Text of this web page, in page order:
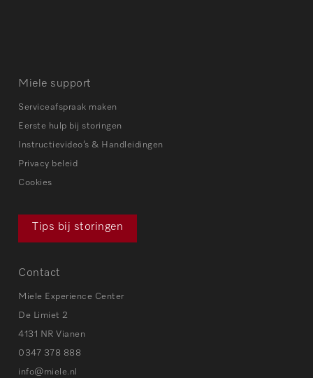
Miele support
Serviceafspraak maken
Eerste hulp bij storingen
Instructievideo’s & Handleidingen
Privacy beleid
Cookies
Tips bij storingen
Contact
Miele Experience Center
De Limiet 2
4131 NR Vianen
0347 378 888
info@miele.nl